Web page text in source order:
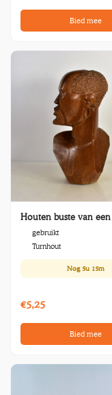
Bied mee
Houten buste van
gebruikt
Turnhout
Nog 5u 15m
€5,25
Bied mee